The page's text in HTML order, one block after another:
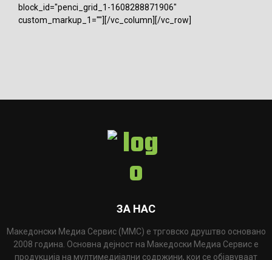
block_id="penci_grid_1-1608288871906"
custom_markup_1=""][/vc_column][/vc_row]
ЗА НАС
Македонски Медиа Сервис (ММС) е трговско друштво основано
2008 година. Основна дејност на Македоски Медиа Сервис е
продукција на мултимедијални содржини, кои се објавуваат